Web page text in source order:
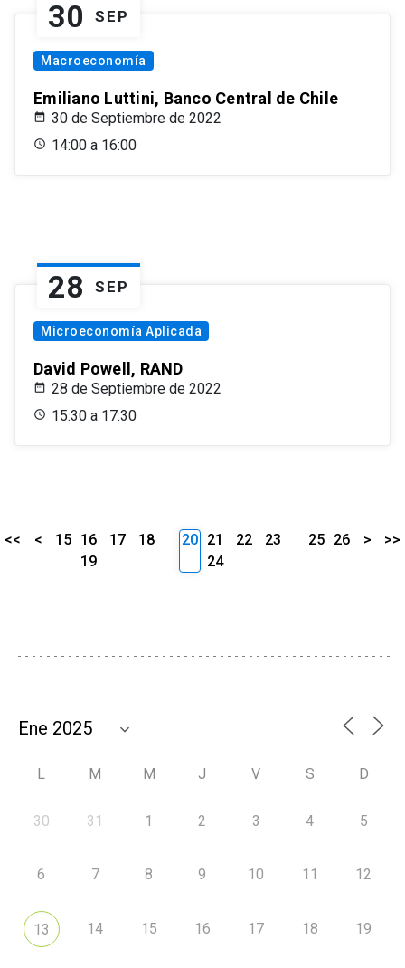
30 SEP
Macroeconomía
Emiliano Luttini, Banco Central de Chile
30 de Septiembre de 2022
14:00 a 16:00
28 SEP
Microeconomía Aplicada
David Powell, RAND
28 de Septiembre de 2022
15:30 a 17:30
<< < 15 16 17
18
19
20 21 22
23
24
25 26 > >>
L M M J V S D
30 31 1 2 3 4 5
6 7 8 9 10 11 12
13 14 15 16 17 18 19